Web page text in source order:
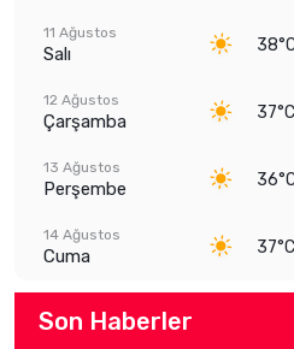
11 Ağustos
Salı
12 Ağustos
Çarşamba 37°C
13 Ağustos
Perşembe
14 Ağustos
Cuma 37°C
Son Haberler